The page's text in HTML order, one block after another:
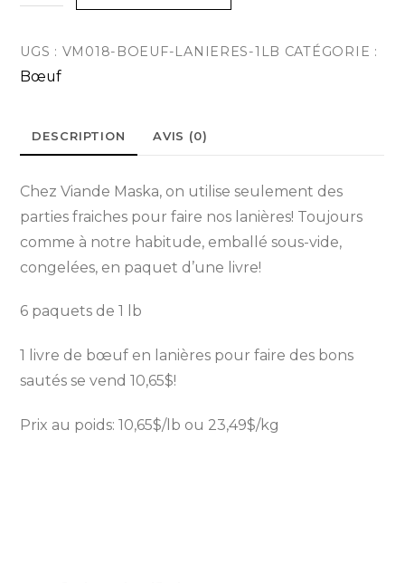
de
de
bœuf
UGS : VM018-BOEUF-LANIERES-1LB CATÉGORIE :
Bœuf
DESCRIPTION AVIS (0)
Chez Viande Maska, on utilise seulement des
parties fraiches pour faire nos lanières! Toujours
comme à notre habitude, emballé sous-vide,
congelées, en paquet d’une livre!
6 paquets de 1 lb
1 livre de bœuf en lanières pour faire des bons
sautés se vend 10,65$!
Prix au poids: 10,65$/lb ou 23,49$/kg